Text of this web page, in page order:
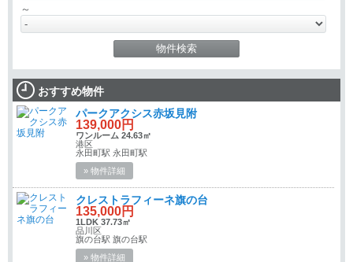
～
おすすめ物件
パークアクシス赤坂見附
139,000円
ワンルーム 24.63㎡
港区
永田町駅 永田町駅
» 物件詳細
クレストラフィーネ旗の台
135,000円
1LDK 37.73㎡
品川区
旗の台駅 旗の台駅
» 物件詳細